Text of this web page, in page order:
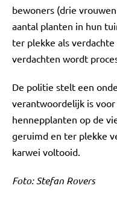
bewoners (drie
aantal planten in hun
ter plekke als
verdachten wordt
De politie stelt een
verantwoordelijk is
hennepplanten op de
geruimd en ter plekke
karwei voltooid.
Foto: Stefan Rovers